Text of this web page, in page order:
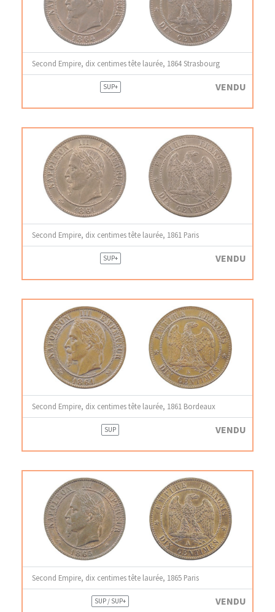
Second Empire, dix centimes tête laurée, 1864 Strasbourg
SUP+ VENDU
Second Empire, dix centimes tête laurée, 1861 Paris
SUP+ VENDU
Second Empire, dix centimes tête laurée, 1861 Bordeaux
SUP VENDU
Second Empire, dix centimes tête laurée, 1865 Paris
SUP / SUP+ VENDU